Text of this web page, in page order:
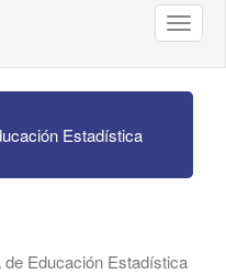
Toggle
Estadística
Educación Estadística